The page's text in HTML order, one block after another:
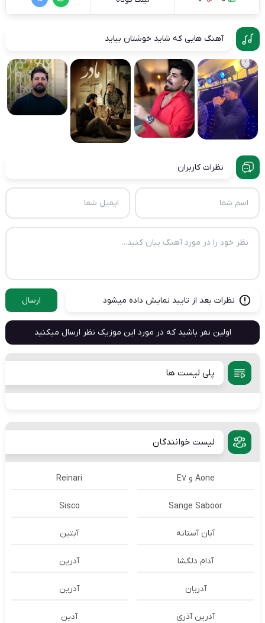
آهنگ هایی که شاید خوشتان بیاید
نظرات کاربران
نظرات بعد از تایید نمایش داده میشود ارسال
اولین نفر باشید که در مورد این موزیک نظر ارسال میکنید
پلی لیست ها
لیست خوانندگان
Aone و E7 Reinari
Sange Saboor
Sisco
آبان آستانه آبتین
آدام دلگشا آدرين
آدریان آدرین
آدرین آذری آدین